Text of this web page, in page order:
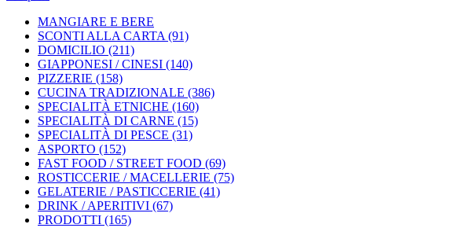
MANGIARE E BERE
SCONTI ALLA CARTA (91)
DOMICILIO (211)
GIAPPONESI / CINESI (140)
PIZZERIE (158)
CUCINA TRADIZIONALE (386)
SPECIALITÀ ETNICHE (160)
SPECIALITÀ DI CARNE (15)
SPECIALITÀ DI PESCE (31)
ASPORTO (152)
FAST FOOD / STREET FOOD (69)
ROSTICCERIE / MACELLERIE (75)
GELATERIE / PASTICCERIE (41)
DRINK / APERITIVI (67)
PRODOTTI (165)